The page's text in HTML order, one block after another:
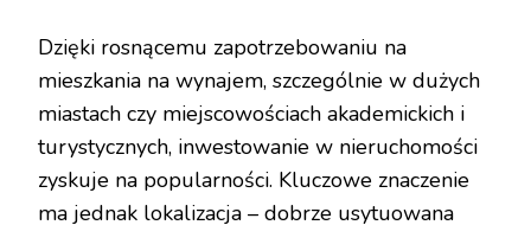
Dzięki rosnącemu zapotrzebowaniu na
mieszkania na wynajem, szczególnie w dużych
miastach czy miejscowościach akademickich i
turystycznych, inwestowanie w nieruchomości
zyskuje na popularności. Kluczowe znaczenie
ma jednak lokalizacja – dobrze usytuowana